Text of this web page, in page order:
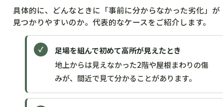
具体的に、どんなときに「事前に分からなかった劣化」が
見つかりやすいのか。代表的なケースをご紹介します。
足場を組んで初めて高所が見えたとき
地上からは見えなかった2階や屋根まわりの傷
みが、間近で見て分かることがあります。